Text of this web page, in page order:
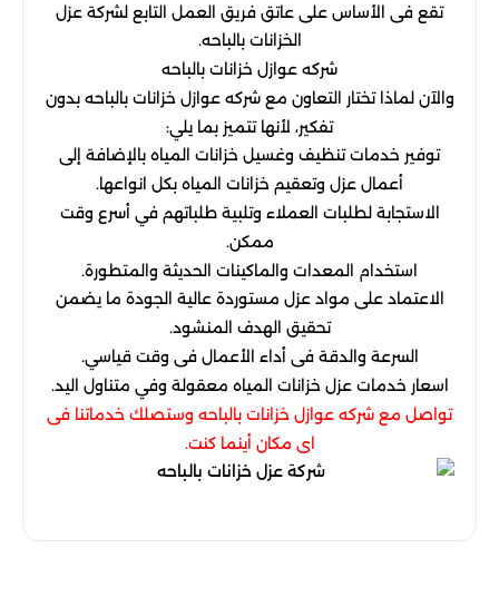
تقع فى الأساس على عاتق فريق العمل التابع لشركة عزل
الخزانات بالباحه.
شركه عوازل خزانات بالباحه
والآن لماذا تختار التعاون مع شركه عوازل خزانات بالباحه بدون
تفكير، لأنها تتميز بما يلي:
توفير خدمات تنظيف وغسيل خزانات المياه بالإضافة إلى
أعمال عزل وتعقيم خزانات المياه بكل انواعها.
الاستجابة لطلبات العملاء وتلبية طلباتهم في أسرع وقت
ممكن.
استخدام المعدات والماكينات الحديثة والمتطورة.
الاعتماد على مواد عزل مستوردة عالية الجودة ما يضمن
تحقيق الهدف المنشود.
السرعة والدقة فى أداء الأعمال فى وقت قياسي.
اسعار خدمات عزل خزانات المياه معقولة وفي متناول اليد.
تواصل مع شركه عوازل خزانات بالباحه وستصلك خدماتنا فى
اى مكان أينما كنت.